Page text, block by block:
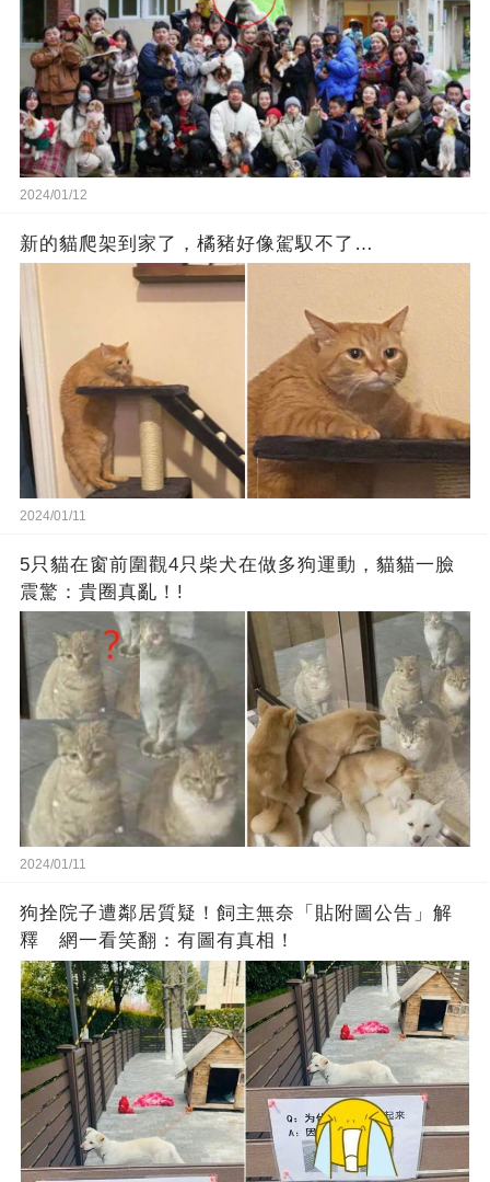
2024/01/12
新的貓爬架到家了，橘豬好像駕馭不了…
2024/01/11
5只貓在窗前圍觀4只柴犬在做多狗運動，貓貓一臉
震驚：貴圈真亂！!
2024/01/11
狗拴院子遭鄰居質疑！飼主無奈「貼附圖公告」解
釋 網一看笑翻：有圖有真相！